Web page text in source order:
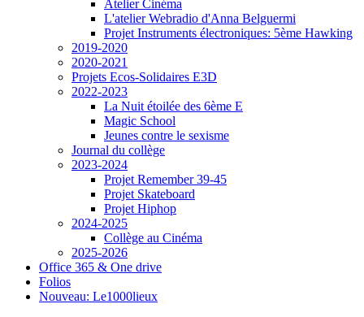
Atelier Cinéma
L'atelier Webradio d'Anna Belguermi
Projet Instruments électroniques: 5ème Hawking
2019-2020
2020-2021
Projets Ecos-Solidaires E3D
2022-2023
La Nuit étoilée des 6ème E
Magic School
Jeunes contre le sexisme
Journal du collège
2023-2024
Projet Remember 39-45
Projet Skateboard
Projet Hiphop
2024-2025
Collège au Cinéma
2025-2026
Office 365 & One drive
Folios
Nouveau: Le1000lieux